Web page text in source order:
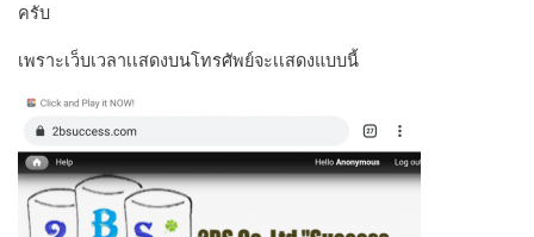
ครับ
เพราะเว็บเวลาเเสดงบนโทรศัพย์จะเเสดงแบบนี้